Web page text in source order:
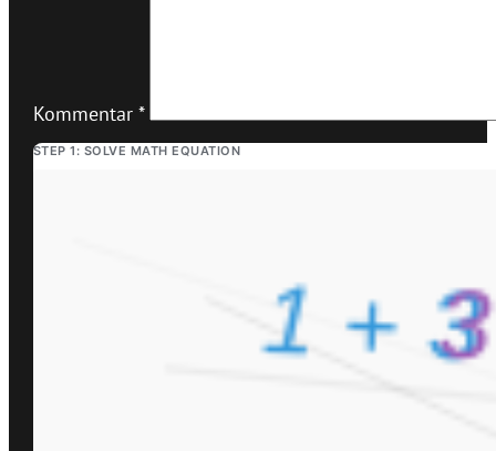
Kommentar *
STEP 1: SOLVE MATH EQUATION